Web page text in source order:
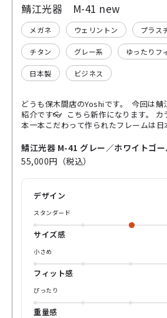
鯖江光器 M-41 new
メガネ ウェリントン プラス
チタン グレー系 ゆったりフ
日本製 ビジネス
どうも保木間店のYoshiです。 今回は鯖江光器「M-41」のご
紹介です👓 こちら新作になります。 カラー4種類で展開 一
本一本こだわって作られたフレームは日本産 素材はチ
ルギーになりにくい素材で作っています。 お仕事の時や
にも使える一本になります。 ぜひお近くのパリミキで見てみ
てください。
鯖江光器 M-41 グレー／ホワイトゴ
55,000円（税込）
デザイン
スタンダード
サイズ感
小さめ
フィット感
ぴったり
重量感